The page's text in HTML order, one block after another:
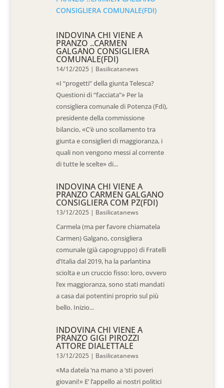
INDOVINA CHI VIENE A
PRANZO ..CARMEN
GALGANO CONSIGLIERA
COMUNALE(FDI)
14/12/2025 | Basilicatanews
«I “progetti” della giunta Telesca?
Questioni di “facciata”» Per la
consigliera comunale di Potenza (Fdi),
presidente della commissione
bilancio, «C’è uno scollamento tra
giunta e consiglieri di maggioranza, i
quali non vengono messi al corrente
di tutte le scelte» di...
INDOVINA CHI VIENE A
PRANZO CARMEN GALGANO
CONSIGLIERA COM PZ(FDI)
13/12/2025 | Basilicatanews
Carmela (ma per favore chiamatela
Carmen) Galgano, consigliera
comunale (già capogruppo) di Fratelli
d’Italia dal 2019, ha la parlantina
sciolta e un cruccio fisso: loro, ovvero
l’ex maggioranza, sono stati mandati
a casa dai potentini proprio sul più
bello. Inizio...
INDOVINA CHI VIENE A
PRANZO GIGI PIROZZI
ATTORE DIALETTALE
13/12/2025 | Basilicatanews
«Ma datela ‘na mano a ‘sti poveri
giovani!» E’ l’appello ai nostri politici